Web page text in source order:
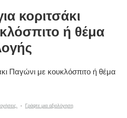
κοριτσάκι
ή θέμα
- Γράψτε μια αξιολόγηση